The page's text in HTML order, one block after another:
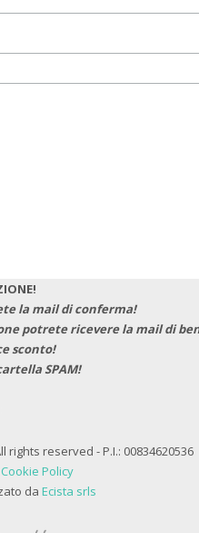
la mail di conferma!
potrete ricevere la mail di
sconto!
SPAM!
reserved - P.I.: 00834620536
Cookie Policy
da Ecista srls